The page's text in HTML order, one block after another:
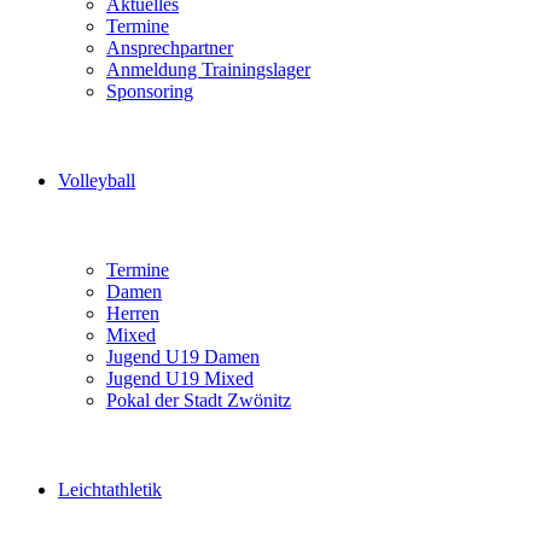
Aktuelles
Termine
Ansprechpartner
Anmeldung Trainingslager
Sponsoring
Volleyball
Termine
Damen
Herren
Mixed
Jugend U19 Damen
Jugend U19 Mixed
Pokal der Stadt Zwönitz
Leichtathletik